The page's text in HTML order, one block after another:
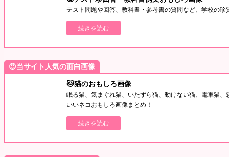
テスト問題や回答、教科書・参考書の質問など、学校の
続きを読む
😍当サイト人気の面白画像
🐱猫のおもしろ画像
眠る猫、気まぐれ猫、いたずら猫、動けない猫、電車猫
いいネコおもしろ画像まとめ！
続きを読む